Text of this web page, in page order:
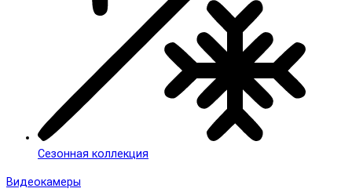
Сезонная коллекция
Видеокамеры